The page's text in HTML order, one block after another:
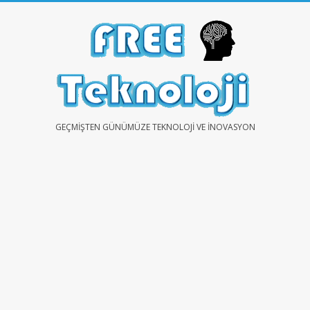
FREEGEÇMIŞTEN GÜNÜMÜZE TEKNOLOJI VE İNOVASYON